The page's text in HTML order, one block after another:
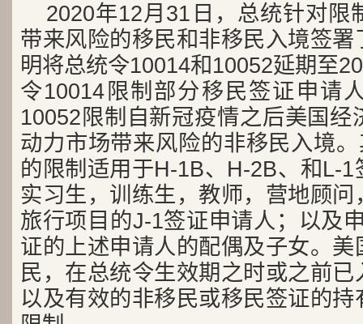
2020年12月31日，总统针对限
带来风险的移民和非移民入境签
明将总统令10014和10052延期至
令10014限制部分移民签证申请
10052限制自新冠疫情之后美国经
动力市场带来风险的非移民入境
的限制适用于H-1B、H-2B、和L-
实习生，训练生，教师，营地顾
旅行项目的J-1签证申请人；以及
证的上述申请人的配偶及子女。
民，在总统令生效期之时或之前
以及有效的非移民或移民签证的